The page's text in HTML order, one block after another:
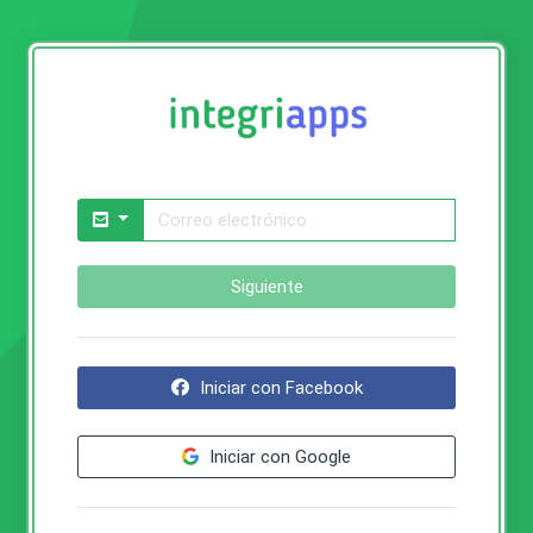
Siguiente
Iniciar con Facebook
Iniciar con Google